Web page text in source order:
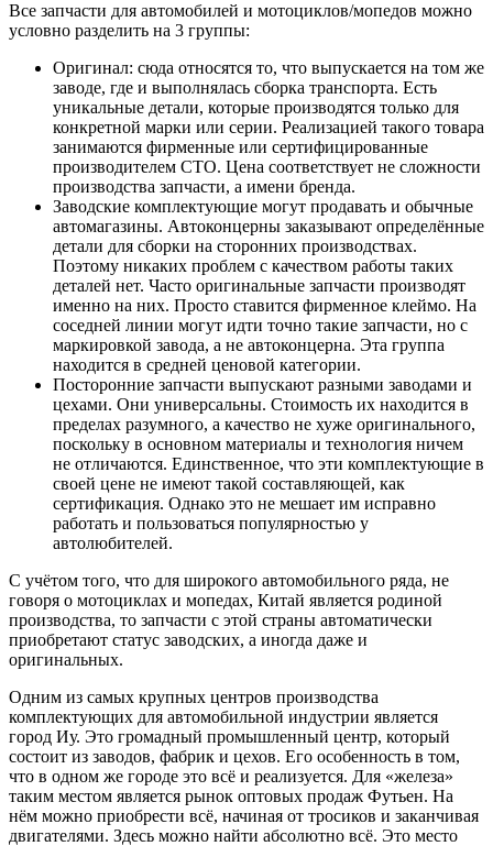
Все запчасти для автомобилей и мотоциклов/мопедов можно
условно разделить на 3 группы:
Оригинал: сюда относятся то, что выпускается на том же
заводе, где и выполнялась сборка транспорта. Есть
уникальные детали, которые производятся только для
конкретной марки или серии. Реализацией такого товара
занимаются фирменные или сертифицированные
производителем СТО. Цена соответствует не сложности
производства запчасти, а имени бренда.
Заводские комплектующие могут продавать и обычные
автомагазины. Автоконцерны заказывают определённые
детали для сборки на сторонних производствах.
Поэтому никаких проблем с качеством работы таких
деталей нет. Часто оригинальные запчасти производят
именно на них. Просто ставится фирменное клеймо. На
соседней линии могут идти точно такие запчасти, но с
маркировкой завода, а не автоконцерна. Эта группа
находится в средней ценовой категории.
Посторонние запчасти выпускают разными заводами и
цехами. Они универсальны. Стоимость их находится в
пределах разумного, а качество не хуже оригинального,
поскольку в основном материалы и технология ничем
не отличаются. Единственное, что эти комплектующие в
своей цене не имеют такой составляющей, как
сертификация. Однако это не мешает им исправно
работать и пользоваться популярностью у
автолюбителей.
С учётом того, что для широкого автомобильного ряда, не
говоря о мотоциклах и мопедах, Китай является родиной
производства, то запчасти с этой страны автоматически
приобретают статус заводских, а иногда даже и
оригинальных.
Одним из самых крупных центров производства
комплектующих для автомобильной индустрии является
город Иу. Это громадный промышленный центр, который
состоит из заводов, фабрик и цехов. Его особенность в том,
что в одном же городе это всё и реализуется. Для «железа»
таким местом является рынок оптовых продаж Футьен. На
нём можно приобрести всё, начиная от тросиков и заканчивая
двигателями. Здесь можно найти абсолютно всё. Это место